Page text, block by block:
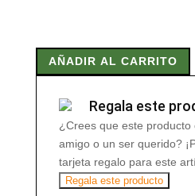
BASE
cantidad
AÑADIR AL CARRITO
Regala este
¿Crees que este
amigo o un ser querido?
tarjeta regalo para este
Regala este producto